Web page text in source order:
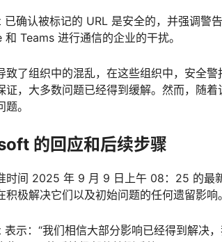
确认被标记的 URL 是安全的，并强调警
Teams 进行通信的企业的干扰。
致了组织中的混乱，在这些组织中，安全
证，大多数问题已经得到缓解。然而，随
。
的回应和后续步骤
时间 2025 年 9 月 9 日上午 08：25 的最
积极解决它们以及初始问题的任何遗留影
示：“我们相信大部分影响已经得到解决